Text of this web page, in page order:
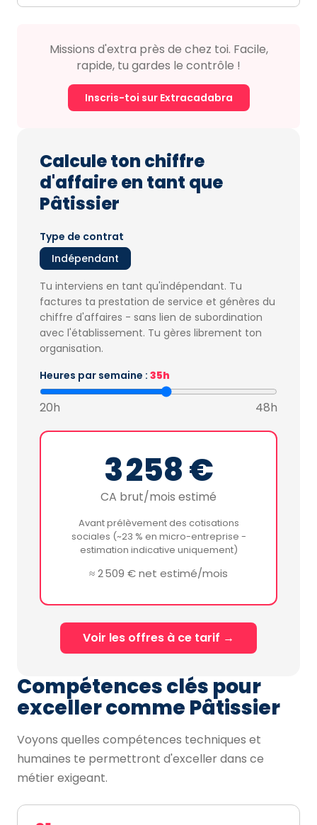
Missions d'extra près de chez toi. Facile,
rapide, tu gardes le contrôle !
Inscris-toi sur Extracadabra
Calcule ton chiffre
d'affaire en tant que
Pâtissier
Type de contrat
Indépendant
Tu interviens en tant qu'indépendant. Tu
factures ta prestation de service et génères du
chiffre d'affaires - sans lien de subordination
avec l'établissement. Tu gères librement ton
organisation.
Heures par semaine : 35h
20h 48h
3 258 €
CA brut/mois estimé
Avant prélèvement des cotisations
sociales (~23 % en micro-entreprise -
estimation indicative uniquement)
≈ 2 509 € net estimé/mois
Voir les offres à ce tarif →
Compétences clés pour
exceller comme Pâtissier
Voyons quelles compétences techniques et
humaines te permettront d'exceller dans ce
métier exigeant.